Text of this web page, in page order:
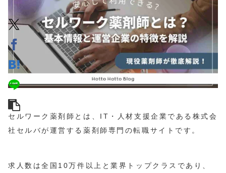
セルワーク薬剤師とは、IT・人材支援企業である株式会
社セルバが運営する薬剤師専門の転職サイトです。
求人数は全国10万件以上と業界トップクラスであり、